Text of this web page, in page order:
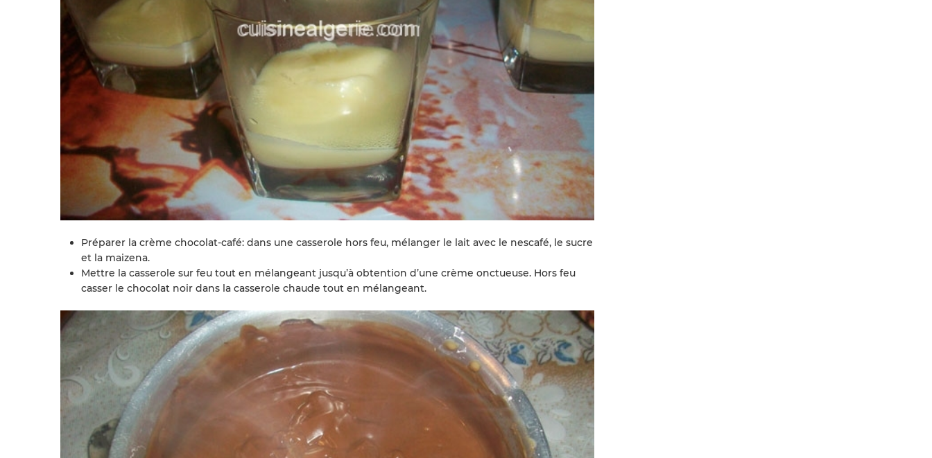
Préparer la crème chocolat-café: dans une casserole hors feu, mélanger le lait avec le nescafé, le sucre
et la maizena.
Mettre la casserole sur feu tout en mélangeant jusqu’à obtention d’une crème onctueuse. Hors feu
casser le chocolat noir dans la casserole chaude tout en mélangeant.